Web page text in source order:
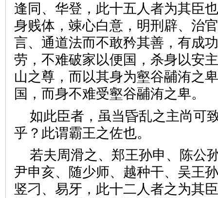
逢同、华登，此十五人者为其臣
身贱体，竦心白意，明刑辟、治
言、通道法而不敢矜其善，有成
劳，不难破家以便国，杀身以安
山之尊，而以其身为壑谷鬴洧之
国，而身不难受壑谷鬴洧之
如此臣者，虽当昏乱之主尚可
乎？此谓霸王之佐也。
若夫周滑之、郑王孙申、陈公
尹申亥、随少师、越种干、吴王
竖刁、易牙，此十二人者之为其